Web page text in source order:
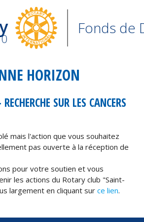
Fonds de
HORIZON
SUR LES CANCERS
mais l'action que vous souhaitez
pas ouverte à la réception de
pour votre soutien et vous
les actions du Rotary club "Saint-
largement en cliquant surce lien.